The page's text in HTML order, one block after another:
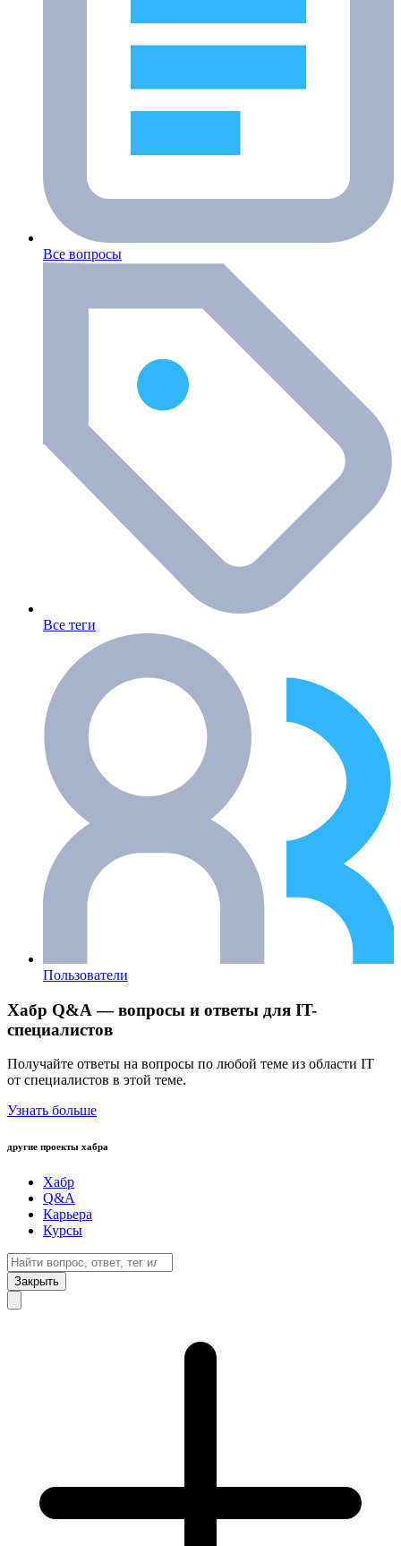
Все вопросы
Все теги
Пользователи
Хабр Q&A — вопросы и ответы для IT-
специалистов
Получайте ответы на вопросы по любой теме из области IT
от специалистов в этой теме.
Узнать больше
другие проекты хабра
Хабр
Q&A
Карьера
Курсы
Закрыть